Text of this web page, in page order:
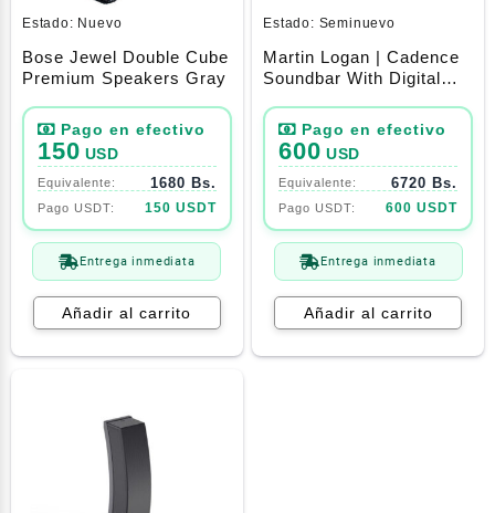
Estado: Nuevo
Bose Jewel Double Cube
Premium Speakers Gray
150 USD
1680 Bs.
150 USDT
Entrega inmediata
Añadir al carrito
Estado: Seminuevo
Martin Logan | Cadence
Soundbar With Digital
600 USD
6720 Bs.
600 USDT
Entrega inmediata
Añadir al carrito